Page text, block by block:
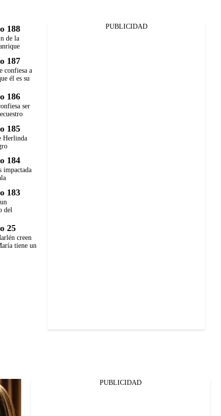
188
de la
187
confiesa a
él es su
186
ser
185
Herlinda
184
impactada
183
del
25
creen
tiene un
PUBLICIDAD
PUBLICIDAD